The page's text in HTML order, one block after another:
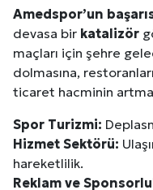
Amedspor’un
devasa bir katalizör
maçları için şehre
dolmasına,
ticaret hacminin
Spor Turizmi:
Hizmet Sektörü:
hareketlilik.
Reklam ve